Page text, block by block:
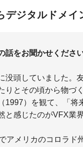
デジタルドメイ
をお聞かせくださ
没頭していました。
りとその頃から物づ
1997）を観て、「
と感じたのがVFX業
アメリカのコロラド